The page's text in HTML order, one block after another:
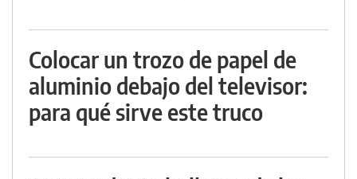
Colocar un trozo de papel de
aluminio debajo del televisor:
para qué sirve este truco